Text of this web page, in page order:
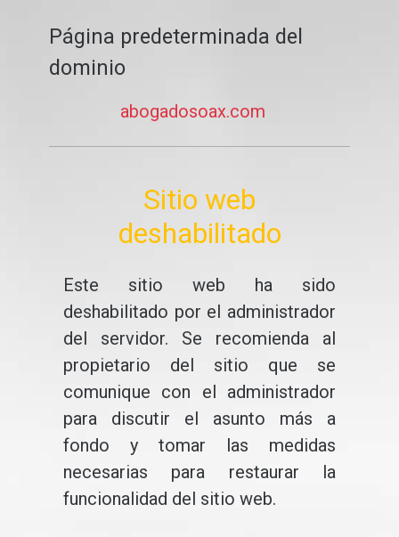
Página predeterminada del
dominio
abogadosoax.com
Sitio web
deshabilitado
Este sitio web ha sido
deshabilitado por el administrador
del servidor. Se recomienda al
propietario del sitio que se
comunique con el administrador
para discutir el asunto más a
fondo y tomar las medidas
necesarias para restaurar la
funcionalidad del sitio web.